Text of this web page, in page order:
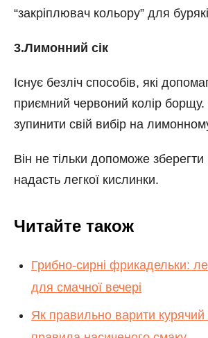
“закріплювач кольору” для
3.Лимонний сік
Існує безліч способів, які
приємний червоний колір
зупинити свій вибір на
Він не тільки допоможе зберегти
надасть легкої кислинки.
Читайте також
Грибно-сирні фрикадельки:
для смачної вечері
Як правильно варити курячий